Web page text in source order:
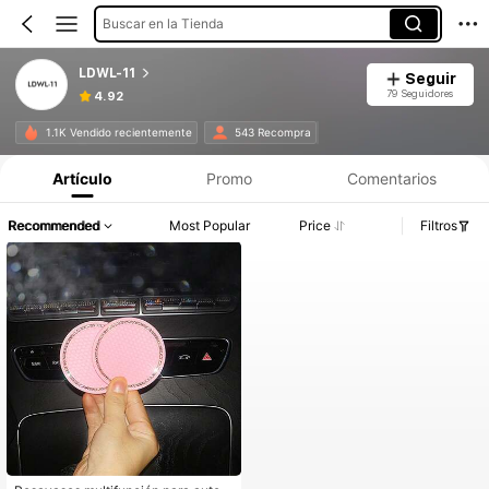
Buscar en la Tienda
LDWL-11
4.92
Seguir
79 Seguidores
1.1K Vendido recientemente 543 Recompra
Artículo Promo Comentarios
Recommended Most Popular Price Filtros